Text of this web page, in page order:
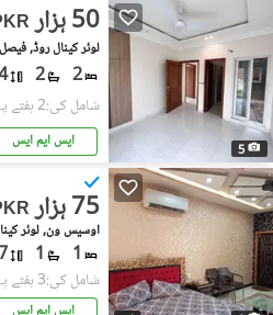
5
50 ہزار
لوئر کینال روڈ, فیصل
2
2
شامل کی:2 ہفتے پہل
ایس ایم ایس
75 ہزار
اوسیس ون, لوئر
1
1
شامل کی:3 ہفتے پہل